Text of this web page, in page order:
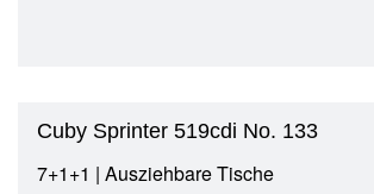
Cuby Sprinter 519cdi No. 133
7+1+1 | Ausziehbare Tische